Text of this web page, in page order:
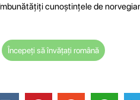
cunoștințele de
Începeți să învățați română